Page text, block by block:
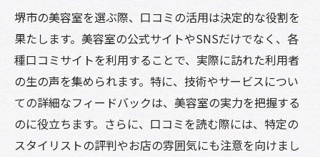
堺市の美容室を選ぶ際、口コミの活用は決定的な役割を
果たします。美容室の公式サイトやSNSだけでなく、各
種口コミサイトを利用することで、実際に訪れた利用者
の生の声を集められます。特に、技術やサービスについ
ての詳細なフィードバックは、美容室の実力を把握する
のに役立ちます。さらに、口コミを読む際には、特定の
スタイリストの評判やお店の雰囲気にも注意を向けまし